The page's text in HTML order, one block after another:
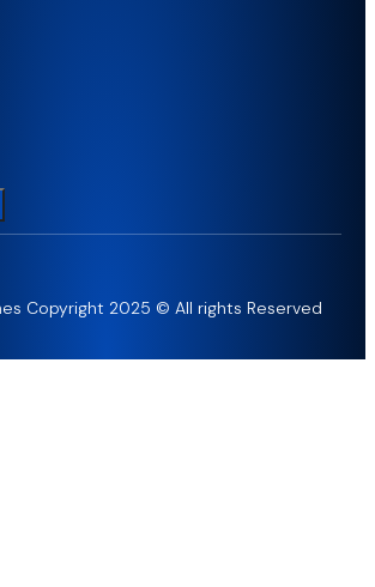
Copyright 2025 © All rights Reserved